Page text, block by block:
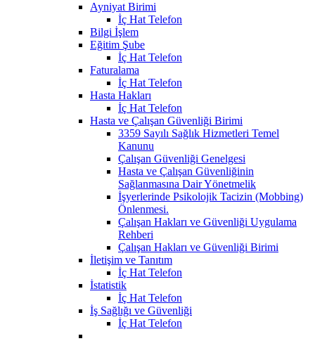
Ayniyat Birimi
İç Hat Telefon
Bilgi İşlem
Eğitim Şube
İç Hat Telefon
Faturalama
İç Hat Telefon
Hasta Hakları
İç Hat Telefon
Hasta ve Çalışan Güvenliği Birimi
3359 Sayılı Sağlık Hizmetleri Temel
Kanunu
Çalışan Güvenliği Genelgesi
Hasta ve Çalışan Güvenliğinin
Sağlanmasına Dair Yönetmelik
İşyerlerinde Psikolojik Tacizin (Mobbing)
Önlenmesi.
Çalışan Hakları ve Güvenliği Uygulama
Rehberi
Çalışan Hakları ve Güvenliği Birimi
İletişim ve Tanıtım
İç Hat Telefon
İstatistik
İç Hat Telefon
İş Sağlığı ve Güvenliği
İç Hat Telefon